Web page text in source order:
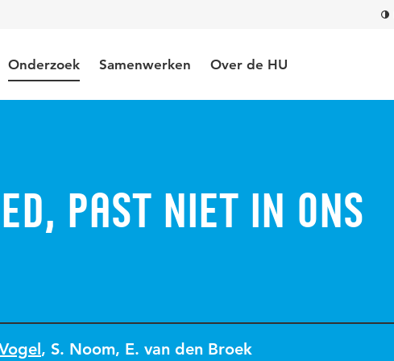
Onderzoek Samenwerken Over de HU
past niet in ons
, S. Noom, E. van den Broek